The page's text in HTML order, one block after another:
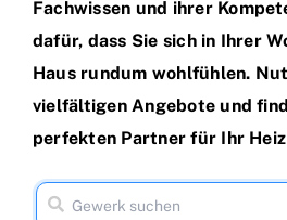
Fachwissen und ihrer
dafür, dass Sie sich in Ihrer
Haus rundum wohlfühlen.
vielfältigen Angebote und
perfekten Partner für Ihr